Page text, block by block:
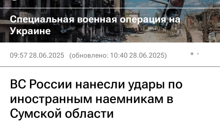
Специальная военная операция на
Украине
09:57 28.06.2025 (обновлено: 10:40 28.06.2025)
ВС России нанесли удары по
иностранным наемникам в
Сумской области